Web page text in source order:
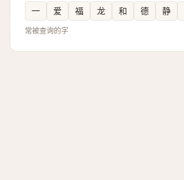
一 爱 福 龙 和 德 静
常被查询的字